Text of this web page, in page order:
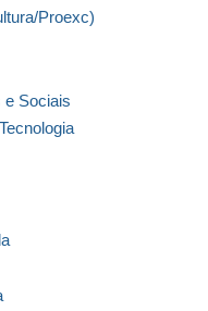
Proexc)
e Sociais